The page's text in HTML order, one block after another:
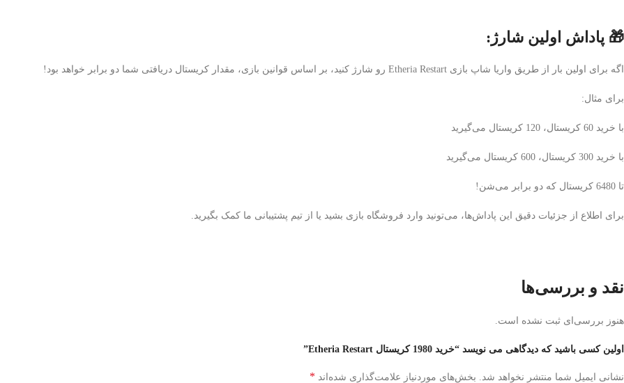
🎁 پاداش اولین شارژ:
اگه برای اولین بار از طریق واریا شاپ بازی Etheria Restart رو شارژ کنید، بر اساس قوانین بازی، مقدار کریستال دریافتی شما دو برابر خواهد بود!
برای مثال:
با خرید 60 کریستال، 120 کریستال می‌گیرید
با خرید 300 کریستال، 600 کریستال می‌گیرید
تا 6480 کریستال که دو برابر می‌شن!
برای اطلاع از جزئیات دقیق این پاداش‌ها، می‌تونید وارد فروشگاه بازی بشید یا از تیم پشتیبانی ما کمک بگیرید.
نقد و بررسی‌ها
هنوز بررسی‌ای ثبت نشده است.
اولین کسی باشید که دیدگاهی می نویسد “خرید 1980 کریستال Etheria Restart”
نشانی ایمیل شما منتشر نخواهد شد. بخش‌های موردنیاز علامت‌گذاری شده‌اند *